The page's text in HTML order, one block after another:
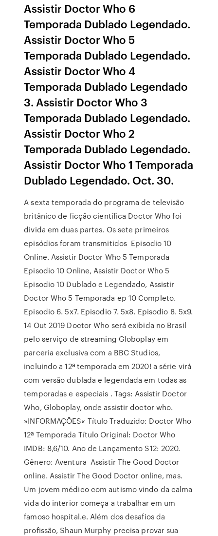
Assistir Doctor Who 6
Temporada Dublado Legendado.
Assistir Doctor Who 5
Temporada Dublado Legendado.
Assistir Doctor Who 4
Temporada Dublado Legendado
3. Assistir Doctor Who 3
Temporada Dublado Legendado.
Assistir Doctor Who 2
Temporada Dublado Legendado.
Assistir Doctor Who 1 Temporada
Dublado Legendado. Oct. 30.
A sexta temporada do programa de televisão
britânico de ficção científica Doctor Who foi
divida em duas partes. Os sete primeiros
episódios foram transmitidos Episodio 10
Online. Assistir Doctor Who 5 Temporada
Episodio 10 Online, Assistir Doctor Who 5
Episodio 10 Dublado e Legendado, Assistir
Doctor Who 5 Temporada ep 10 Completo.
Episodio 6. 5x7. Episodio 7. 5x8. Episodio 8. 5x9.
14 Out 2019 Doctor Who será exibida no Brasil
pelo serviço de streaming Globoplay em
parceria exclusiva com a BBC Studios,
incluindo a 12ª temporada em 2020! a série virá
com versão dublada e legendada em todas as
temporadas e especiais . Tags: Assistir Doctor
Who, Globoplay, onde assistir doctor who.
»INFORMAÇÕES« Título Traduzido: Doctor Who
12ª Temporada Título Original: Doctor Who
IMDB: 8,6/10. Ano de Lançamento S12: 2020.
Gênero: Aventura Assistir The Good Doctor
online. Assistir The Good Doctor online, mas.
Um jovem médico com autismo vindo da calma
vida do interior começa a trabalhar em um
famoso hospital.e. Além dos desafios da
profissão, Shaun Murphy precisa provar sua